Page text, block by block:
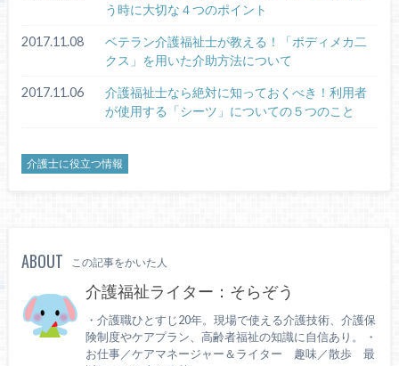
う時に大切な４つのポイント
2017.11.08
ベテラン介護福祉士が教える！「ボディメカ二
クス」を用いた介助方法について
2017.11.06
介護福祉士なら絶対に知っておくべき！利用者
が使用する「シーツ」についての５つのこと
介護士に役立つ情報
ABOUT この記事をかいた人
介護福祉ライター：そらぞう
・介護職ひとすじ20年。現場で使える介護技術、介護保
険制度やケアプラン、高齢者福祉の知識に自信あり。 ・
お仕事／ケアマネージャー＆ライター 趣味／散歩 最